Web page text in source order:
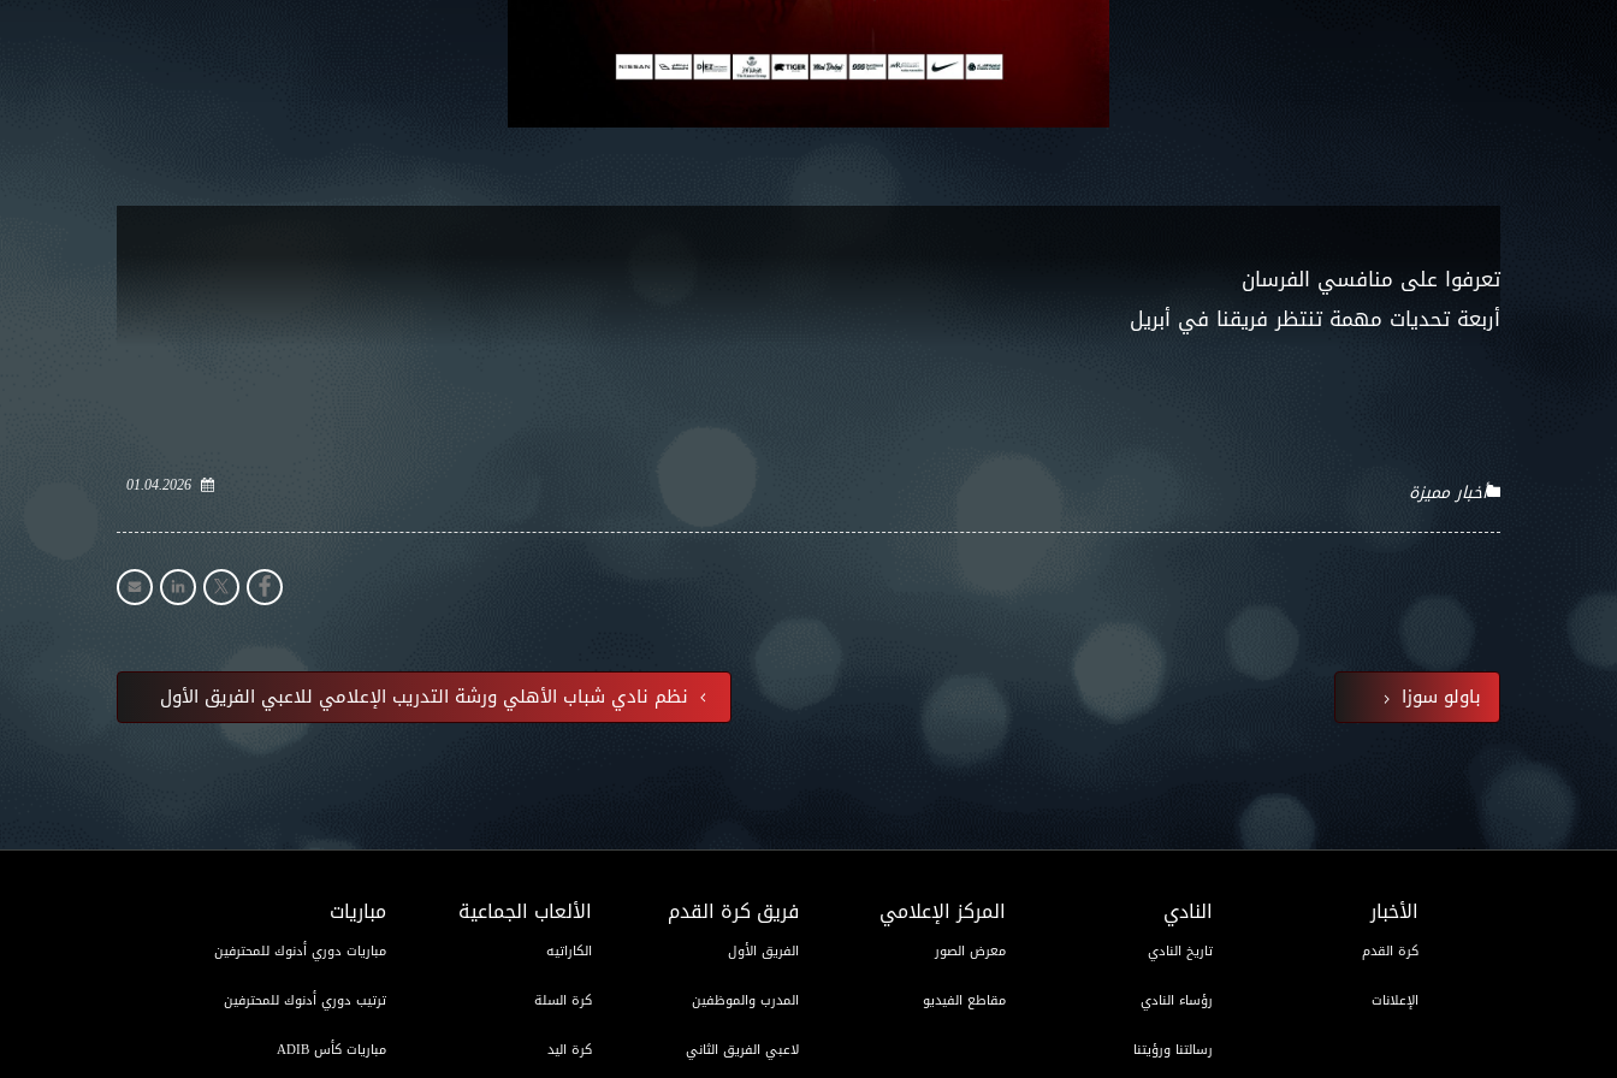
تعرفوا على منافسي الفرسان
أربعة تحديات مهمة تنتظر فريقنا في أبريل
01.04.2026 أخبار مميزة
نظم نادي شباب الأهلي ورشة التدريب الإعلامي للاعبي الفريق الأول باولو سوزا
الأخبار
كرة القدم
الإعلانات
النادي
تاريخ النادي
رؤساء النادي
رسالتنا ورؤيتنا
المركز الإعلامي
معرض الصور
مقاطع الفيديو
فريق كرة القدم
الفريق الأول
المدرب والموظفين
لاعبي الفريق الثاني
الألعاب الجماعية
الكاراتيه
كرة السلة
كرة اليد
مباريات
مباريات دوري أدنوك للمحترفين
ترتيب دوري أدنوك للمحترفين
مباريات كأس ADIB